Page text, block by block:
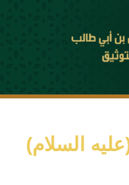
السلام)